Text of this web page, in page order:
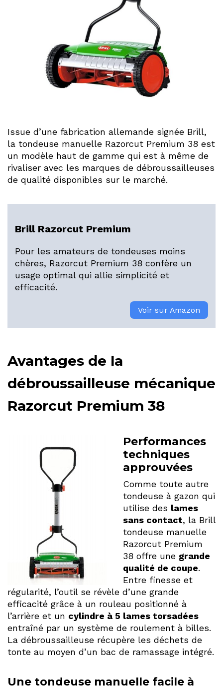
Issue d’une fabrication allemande signée Brill,
la tondeuse manuelle Razorcut Premium 38 est
un modèle haut de gamme qui est à même de
rivaliser avec les marques de débroussailleuses
de qualité disponibles sur le marché.
Brill Razorcut Premium
Pour les amateurs de tondeuses moins
chères, Razorcut Premium 38 confère un
usage optimal qui allie simplicité et
efficacité.
Voir sur Amazon
Avantages de la
débroussailleuse mécanique
Razorcut Premium 38
Performances
techniques
approuvées
Comme toute autre
tondeuse à gazon qui
utilise des lames
sans contact, la Brill
tondeuse manuelle
Razorcut Premium
38 offre une grande
qualité de coupe.
Entre finesse et
régularité, l’outil se révèle d’une grande
efficacité grâce à un rouleau positionné à
l’arrière et un cylindre à 5 lames torsadées
entraîné par un système de roulement à billes.
La débroussailleuse récupère les déchets de
tonte au moyen d’un bac de ramassage intégré.
Une tondeuse manuelle facile à